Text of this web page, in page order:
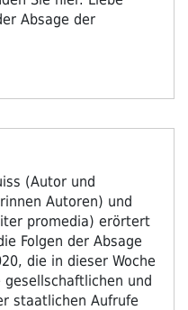
Absage der
(Autor und
Autoren) und
promedia) erörtert
Folgen der Absage
die in dieser Woche
und
staatlichen Aufrufe